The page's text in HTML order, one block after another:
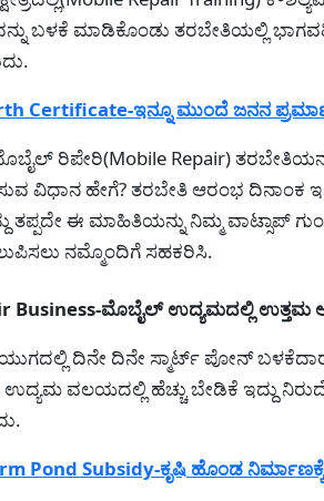
ಬಳಕೆ ಮಾಡಿಕೊಂಡು ತರಬೇತಿಯಲ್ಲಿ
Certificate-ಇನ್ನೂ ಮುಂದೆ ಜನನ
ರಿಪೇರಿ(Mobile Repair)
ವಿಧಾನ ಹೇಗೆ? ತರಬೇತಿ ಆರಂಭ ದಿನಾಂಕ
ತಪ್ಪದೇ ಈ ಮಾಹಿತಿಯನ್ನು ನಿಮ್ಮ ವಾಟ್ಸಾಪ್
ನಮ್ಮೊಂದಿಗೆ ಸಹಕರಿಸಿ.
Business-ಮೊಬೈಲ್ ಉದ್ಯಮದಲ್ಲಿ ಉತ್ತಮ
ದಿನೇ ದಿನೇ ಸ್ಮಾರ್ಟ್ ಪೋನ್
ವಲಯದಲ್ಲಿ ಹೆಚ್ಚು ಬೇಡಿಕೆ ಇದ್ದು
Pond Subsidy-ಕೃಷಿ ಹೊಂಡ